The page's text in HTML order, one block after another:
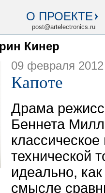
О ПРОЕКТЕ
post@artelectronics.ru
Кинер
09 февраля 2012
Капоте
Драма
Беннета
технической
идеально,
смысле